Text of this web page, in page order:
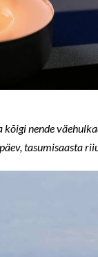
nende
tasumisaasta